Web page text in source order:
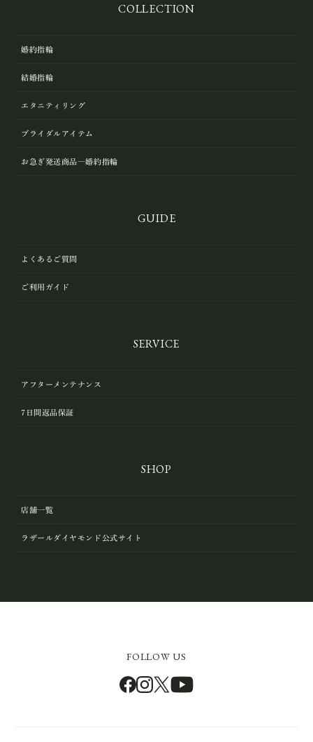
COLLECTION
婚約指輪
結婚指輪
エタニティリング
ブライダルアイテム
お急ぎ発送商品―婚約指輪
GUIDE
よくあるご質問
ご利用ガイド
SERVICE
アフターメンテナンス
7日間返品保証
SHOP
店舗一覧
ラザールダイヤモンド公式サイト
FOLLOW US